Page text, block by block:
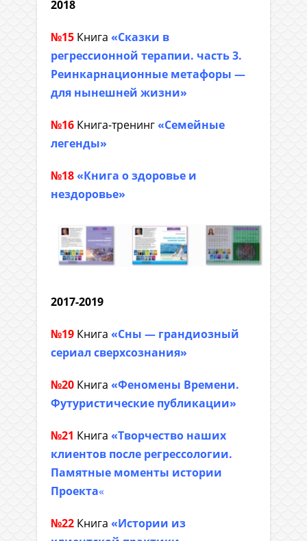
2018
№15 Книга «Сказки в
регрессионной терапии. часть 3.
Реинкарнационные метафоры —
для нынешней жизни»
№16 Книга-тренинг«Семейные
легенды»
№18«Книга о здоровье и
нездоровье»
2017-2019
№19 Книга «Сны — грандиозный
сериал сверхсознания»
№20 Книга «Феномены Времени.
Футуристические публикации»
№21 Книга «Творчество наших
клиентов после регрессологии.
Памятные моменты истории
Проекта«
№22 Книга «Истории из